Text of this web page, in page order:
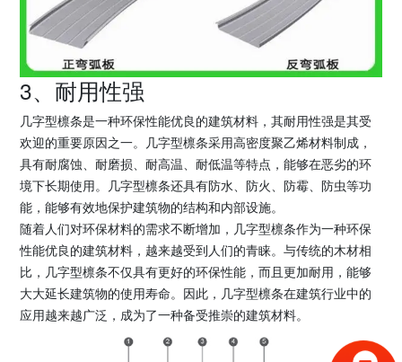
3、耐用性强
几字型檩条是一种环保性能优良的建筑材料，其耐用性强是其受
欢迎的重要原因之一。几字型檩条采用高密度聚乙烯材料制成，
具有耐腐蚀、耐磨损、耐高温、耐低温等特点，能够在恶劣的环
境下长期使用。几字型檩条还具有防水、防火、防霉、防虫等功
能，能够有效地保护建筑物的结构和内部设施。
随着人们对环保材料的需求不断增加，几字型檩条作为一种环保
性能优良的建筑材料，越来越受到人们的青睐。与传统的木材相
比，几字型檩条不仅具有更好的环保性能，而且更加耐用，能够
大大延长建筑物的使用寿命。因此，几字型檩条在建筑行业中的
应用越来越广泛，成为了一种备受推崇的建筑材料。